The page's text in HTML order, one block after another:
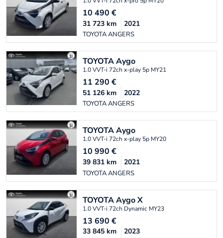
10 490 €
TOYOTA ANGERS
31 723 km 2021
TOYOTAAygo
1.0 VVT-i 72ch x-play 5p MY21
11 290 €
TOYOTA ANGERS
51 126 km 2022
TOYOTAAygo
1.0 VVT-i 72ch x-play 5p MY20
10 990 €
TOYOTA ANGERS
39 831 km 2021
TOYOTAAygo X
1.0 VVT-i 72ch Dynamic MY23
13 690 €
33 845 km 2023